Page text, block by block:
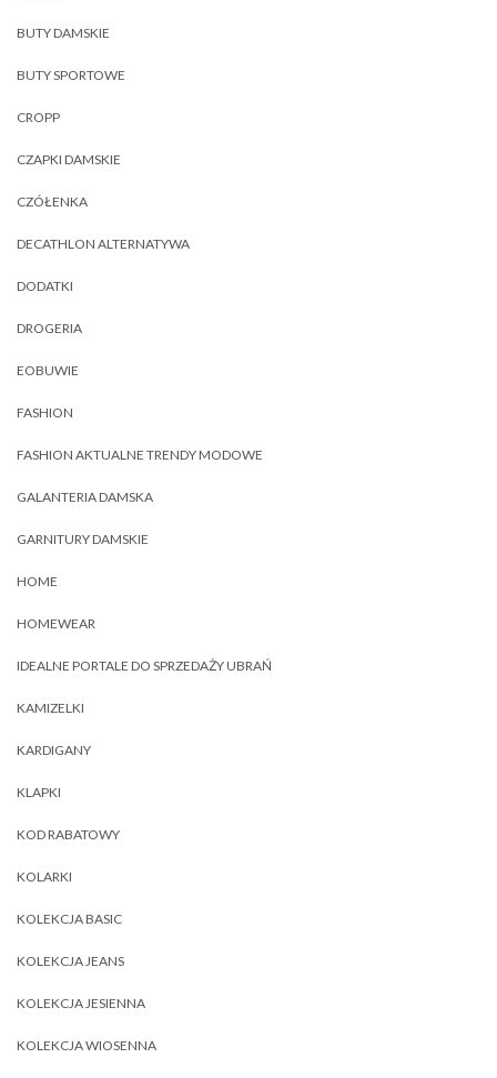
BUTY DAMSKIE
BUTY SPORTOWE
CROPP
CZAPKI DAMSKIE
CZÓŁENKA
DECATHLON ALTERNATYWA
DODATKI
DROGERIA
EOBUWIE
FASHION
FASHION AKTUALNE TRENDY MODOWE
GALANTERIA DAMSKA
GARNITURY DAMSKIE
HOME
HOMEWEAR
IDEALNE PORTALE DO SPRZEDAŻY UBRAŃ
KAMIZELKI
KARDIGANY
KLAPKI
KOD RABATOWY
KOLARKI
KOLEKCJA BASIC
KOLEKCJA JEANS
KOLEKCJA JESIENNA
KOLEKCJA WIOSENNA